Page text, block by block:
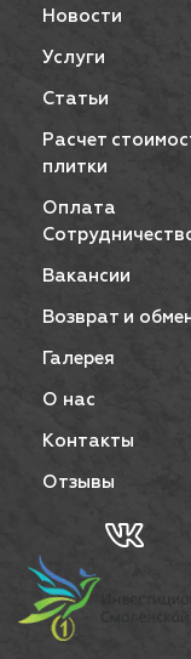
Новости
Услуги
Статьи
Расчет
плитки
Оплата
Вакансии
Возврат и
Галерея
О нас
Контакты
Отзывы